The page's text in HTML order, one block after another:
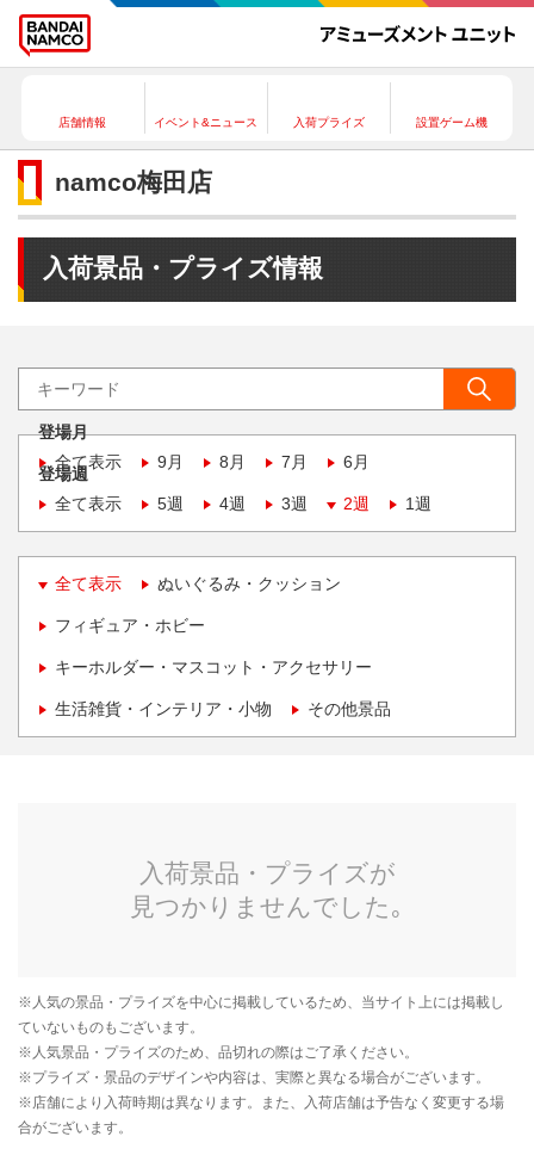
店舗情報 イベント&ニュース 入荷プライズ 設置ゲーム機
namco梅田店
入荷景品・プライズ情報
登場月
全て表示
9月 8月 7月 6月
登場週
全て表示
5週 4週 3週 2週 1週
全て表示 ぬいぐるみ・クッション
フィギュア・ホビー
キーホルダー・マスコット・アクセサリー
生活雑貨・インテリア・小物 その他景品